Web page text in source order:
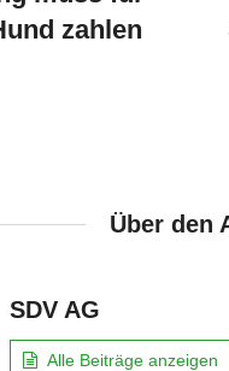
zahlen
Über den
SDV AG
Alle Beiträge anzeigen